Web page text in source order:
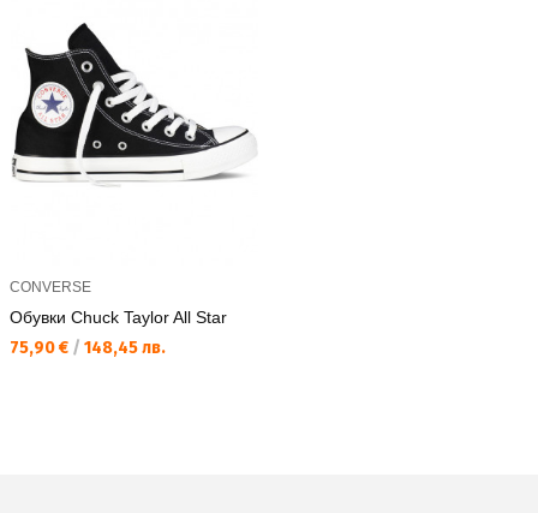
CONVERSE
Обувки Chuck Taylor All Star
Текуща цена:
75,90 € / 148,45 лв.